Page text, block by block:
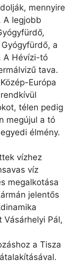
mennyire
A legjobb
,
a
A Hévízi-tó
tava.
Európa
télen pedig
megújul a tó
élmény.
vízhez
víz
megalkotása
jelentős
Vásárhelyi Pál,
a Tisza